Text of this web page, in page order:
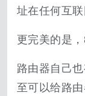
址在任何互
更完美的是
路由器自己
至可以给路